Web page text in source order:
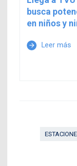
busca
en niños y
arrow_forward Leer más